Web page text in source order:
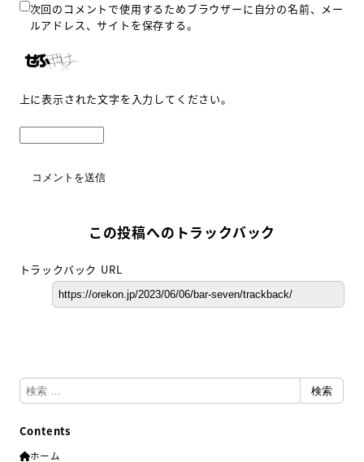
次回のコメントで使用するためブラウザーに自分の名前、メー
ルアドレス、サイトを保存する。
上に表示された文字を入力してください。
この投稿へのトラックバック
トラックバック URL
検
索
検索
Contents
ホーム